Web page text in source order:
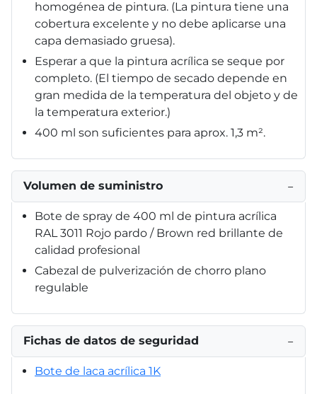
homogénea de pintura. (La pintura tiene una
cobertura excelente y no debe aplicarse una
capa demasiado gruesa).
Esperar a que la pintura acrílica se seque por
completo. (El tiempo de secado depende en
gran medida de la temperatura del objeto y de
la temperatura exterior.)
400 ml son suficientes para aprox. 1,3 m².
Volumen de suministro −
Bote de spray de 400 ml de pintura acrílica
RAL 3011 Rojo pardo / Brown red brillante de
calidad profesional
Cabezal de pulverización de chorro plano
regulable
Fichas de datos de seguridad −
Bote de laca acrílica 1K